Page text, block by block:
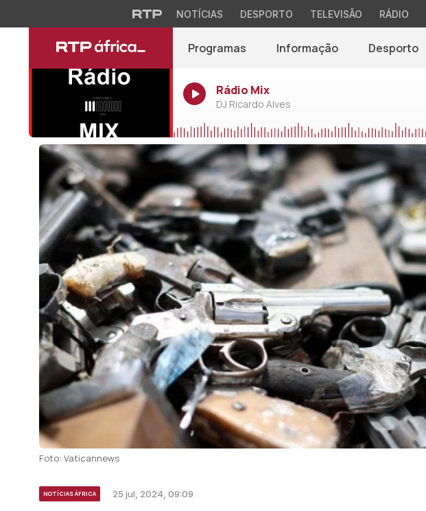
NOTÍCIAS DESPORTO TELEVISÃO RÁDIO
Programas Informação Desporto
Rádio Mix
DJ Ricardo Alves
Foto: Vaticannews
NOTÍCIAS ÁFRICA 25 jul, 2024, 09:09